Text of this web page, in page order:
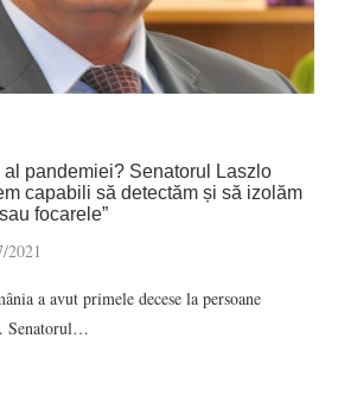
pandemiei? Senatorul Laszlo
capabili să detectăm și să izolăm
focarele”
2021
a avut primele decese la persoane
Senatorul…